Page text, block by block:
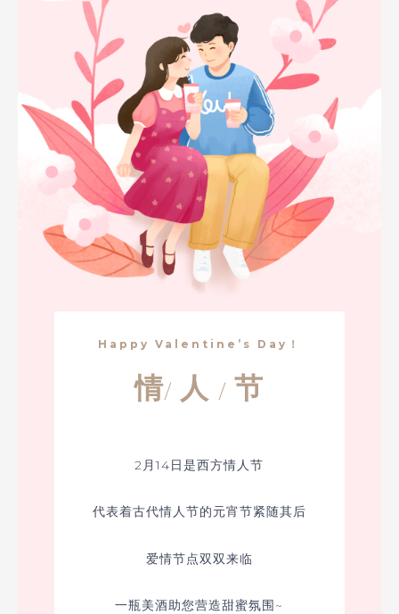
Happy Valentine’s Day！
情/ 人 / 节
2月14日是西方情人节
代表着古代情人节的元宵节紧随其后
爱情节点双双来临
一瓶美酒助您营造甜蜜氛围~